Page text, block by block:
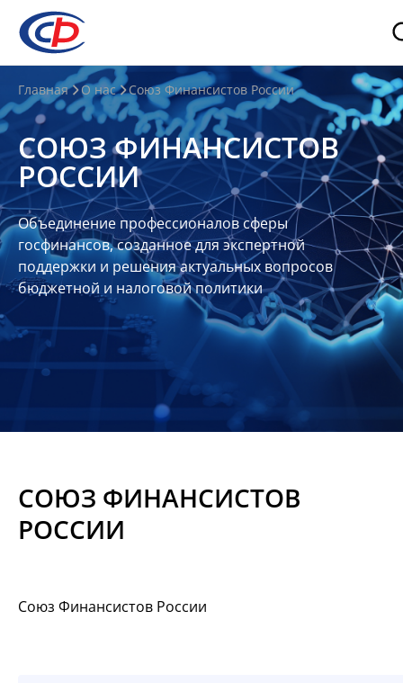
О
нас
О
СФР
Совет
Союза
Участники
Планы
отчеты
Контакты
Материалы
Главная О нас Союз Финансистов России
СОЮЗ ФИНАНСИСТОВ
РОССИИ
Объединение профессионалов сферы
госфинансов, созданное для экспертной
поддержки и решения актуальных вопросов
бюджетной и налоговой политики
СОЮЗ ФИНАНСИСТОВ
РОССИИ
Союз Финансистов России